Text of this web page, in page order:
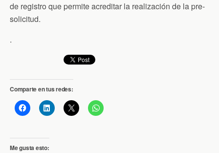
de registro que permite acreditar la realización de la pre-
solicitud.
.
Comparte en tus redes:
Me gusta esto: